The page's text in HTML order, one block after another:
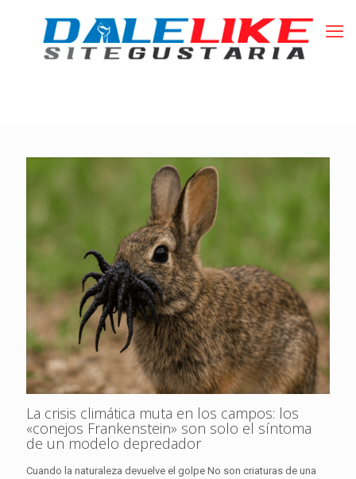
La crisis climática muta en los campos: los
«conejos Frankenstein» son solo el síntoma
de un modelo depredador
Cuando la naturaleza devuelve el golpe No son criaturas de una